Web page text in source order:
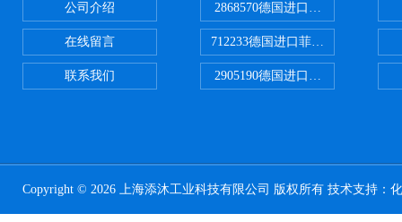
公司介绍
在线留言
联系我们
2868570德国进口菲尼克斯电源
712233德国进口菲尼克斯断路器
2905190德国进口菲尼克斯继电器
Copyright © 2026 上海添沐工业科技有限公司 版权所有 技术支持：